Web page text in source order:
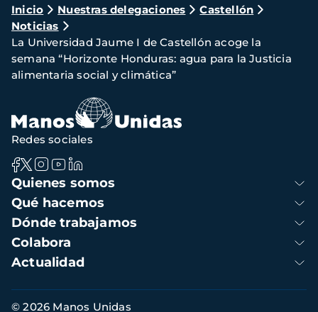
Ruta
de
navegación
Inicio Nuestras delegaciones
Castellón
Noticias
La Universidad Jaume I de Castellón acoge la
semana “Horizonte Honduras: agua para la Justicia
alimentaria social y climática”
Navegación
principal
Quienes somos
Qué hacemos
Dónde trabajamos
Colabora
Actualidad
Redes sociales
Información
© 2026 Manos Unidas